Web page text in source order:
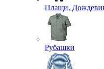
Плащи,
Рубашки